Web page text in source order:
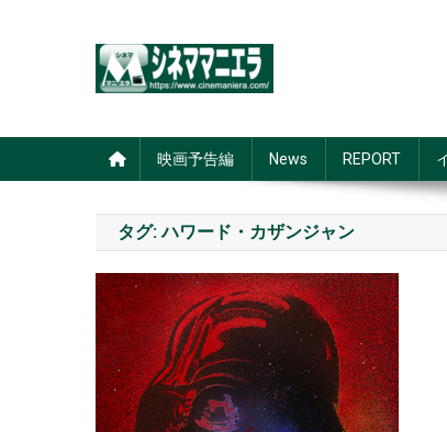
映画予告編 News REPORT
タグ:ハワード・カザンジャン